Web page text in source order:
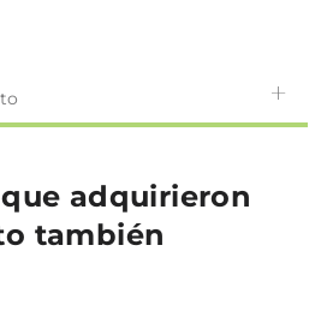
adquirieron
también